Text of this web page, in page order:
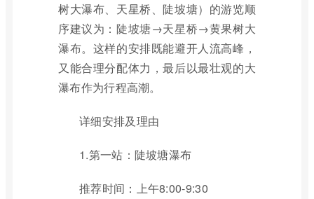
树大瀑布、天星桥、陡坡塘）的游览顺
序建议为：陡坡塘→天星桥→黄果树大
瀑布。这样的安排既能避开人流高峰，
又能合理分配体力，最后以最壮观的大
瀑布作为行程高潮。
详细安排及理由
1.第一站：陡坡塘瀑布
推荐时间：上午8:00-9:30